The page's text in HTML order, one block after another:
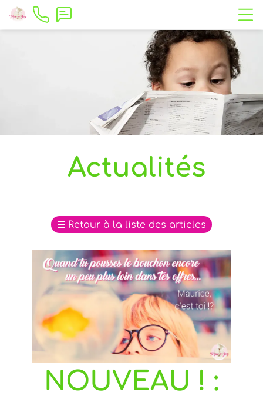
Actualités
☰ Retour à la liste des articles
NOUVEAU ! :